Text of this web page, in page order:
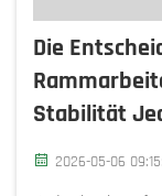
Die
Stabilität
2026-05-06